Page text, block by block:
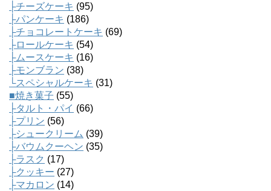
├チーズケーキ (95)
├パンケーキ (186)
├チョコレートケーキ (69)
├ロールケーキ (54)
├ムースケーキ (16)
├モンブラン (38)
└スペシャルケーキ (31)
■焼き菓子 (55)
├タルト・パイ (66)
├プリン (56)
├シュークリーム (39)
├バウムクーヘン (35)
├ラスク (17)
├クッキー (27)
├マカロン (14)